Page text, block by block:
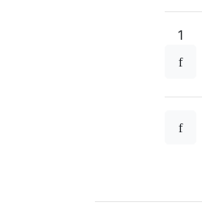
1